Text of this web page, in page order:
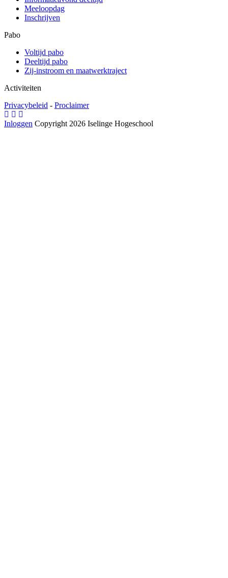
Meeloopdag
Inschrijven
Pabo
Voltijd pabo
Deeltijd pabo
Zij-instroom en maatwerktraject
Activiteiten
Privacybeleid - Proclaimer
Inloggen Copyright 2026 Iselinge Hogeschool